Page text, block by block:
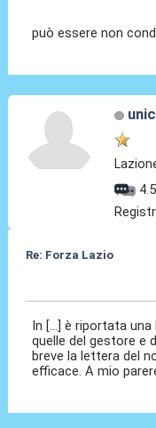
può essere non
Re: Forza Lazio
In [...] è riportata
quelle del gestore e
breve la lettera del
efficace. A mio